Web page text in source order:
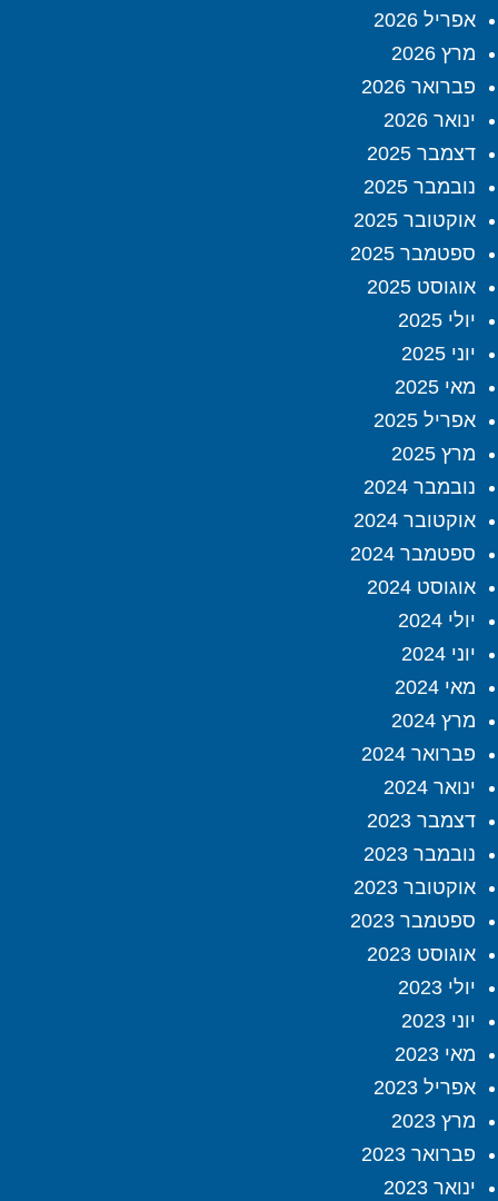
אפריל 2026
מרץ 2026
פברואר 2026
ינואר 2026
דצמבר 2025
נובמבר 2025
אוקטובר 2025
ספטמבר 2025
אוגוסט 2025
יולי 2025
יוני 2025
מאי 2025
אפריל 2025
מרץ 2025
נובמבר 2024
אוקטובר 2024
ספטמבר 2024
אוגוסט 2024
יולי 2024
יוני 2024
מאי 2024
מרץ 2024
פברואר 2024
ינואר 2024
דצמבר 2023
נובמבר 2023
אוקטובר 2023
ספטמבר 2023
אוגוסט 2023
יולי 2023
יוני 2023
מאי 2023
אפריל 2023
מרץ 2023
פברואר 2023
ינואר 2023